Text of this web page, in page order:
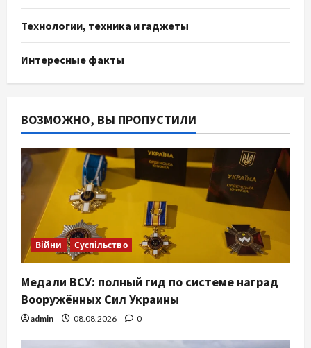
Технологии, техника и гаджеты
Интересные факты
ВОЗМОЖНО, ВЫ ПРОПУСТИЛИ
Війни Суспільство
Медали ВСУ: полный гид по системе наград
Вооружённых Сил Украины
admin 08.08.2026 0